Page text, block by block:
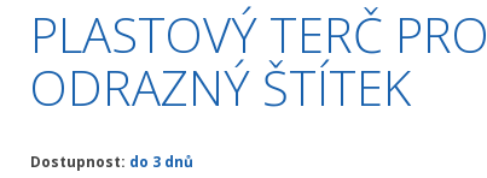
PLASTOVÝ TERČ PRO
ODRAZNÝ ŠTÍTEK
Dostupnost: do 3 dnů